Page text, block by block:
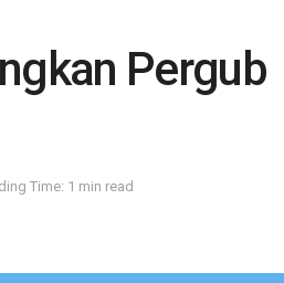
Pergub
Time: 1 min read